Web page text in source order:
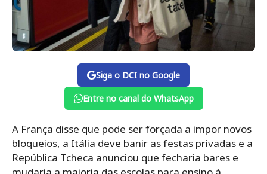
Siga o DCI no Google
Entre no canal do WhatsApp
A França disse que pode ser forçada a impor novos
bloqueios, a Itália deve banir as festas privadas e a
República Tcheca anunciou que fecharia bares e